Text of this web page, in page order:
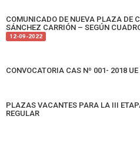
COMUNICADO DE NUEVA PLAZA DE
SÁNCHEZ CARRIÓN – SEGÚN
12-09-2022
CONVOCATORIA CAS Nº 001- 2018
PLAZAS VACANTES PARA LA III
REGULAR